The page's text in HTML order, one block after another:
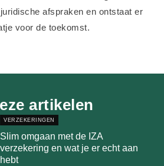
afspraken en ontstaat er
voor de toekomst.
artikelen
VERZEKERINGEN
Slim omgaan met de IZA
verzekering en wat je er echt aan
hebt